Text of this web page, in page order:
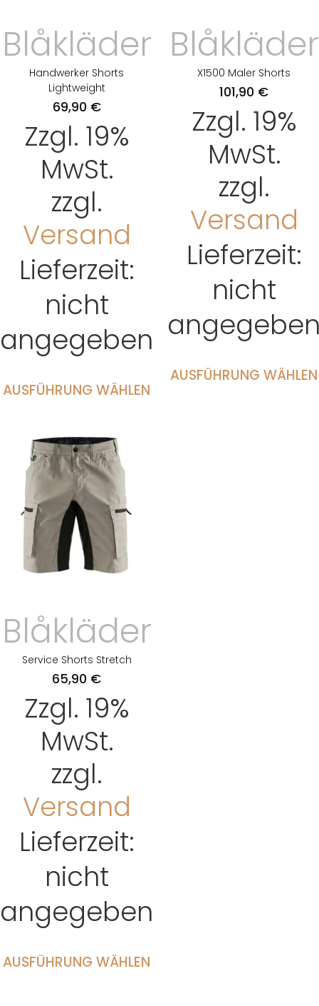
Blåkläder
Handwerker Shorts
Lightweight
69,90 €
Zzgl. 19%
MwSt.
zzgl.
Versand
Lieferzeit:
nicht
angegeben
AUSFÜHRUNG WÄHLEN
Blåkläder
X1500 Maler Shorts
101,90 €
Zzgl. 19%
MwSt.
zzgl.
Versand
Lieferzeit:
nicht
AUSFÜHRUNG WÄHLEN
Blåkläder
Service Shorts Stretch
65,90 €
Zzgl. 19%
MwSt.
zzgl.
Versand
Lieferzeit:
nicht
angegeben
AUSFÜHRUNG WÄHLEN